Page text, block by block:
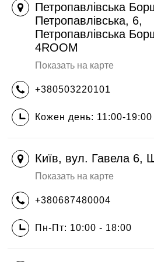
Петропавлівська
Петропавлівська, 6,
Петропавлівська
4ROOM
Показать на карте
+380503220101
Кожен день: 11:00-19:00
Київ, вул. Гавела 6,
Показать на карте
+380687480004
Пн-Пт: 10:00 - 18:00